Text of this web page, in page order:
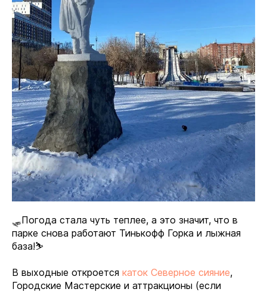
🛷Погода стала чуть теплее, а это значит, что в
парке снова работают Тинькофф Горка и лыжная
база!⛷️
В выходные откроется каток Северное сияние,
Городские Мастерские и аттракционы (если